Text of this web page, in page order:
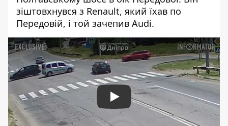
зіштовхнувся з Renault, який їхав по
Передовій, і той зачепив Audi.
Play